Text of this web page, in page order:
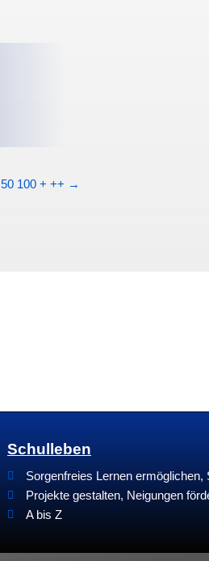
50 100 + ++ →
Schulleben
Sorgenfreies Lernen
Projekte gestalten, Neigungen
A bis Z